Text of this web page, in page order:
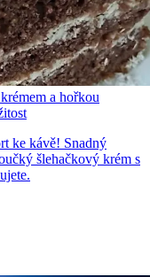
a hořkou
ke kávě! Snadný
šlehačkový krém s